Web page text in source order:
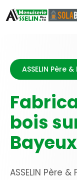
ASSELIN Père
bois
Bayeux
ASSELIN Père